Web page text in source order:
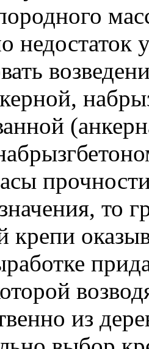
недостаток
то
крепи
из